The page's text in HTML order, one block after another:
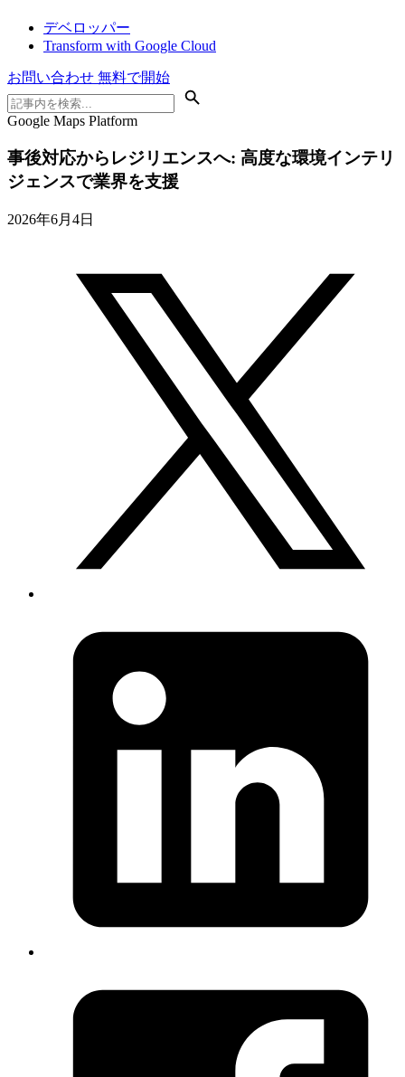
デベロッパー
Transform with Google Cloud
お問い合わせ 無料で開始
Google Maps Platform
事後対応からレジリエンスへ: 高度な環境インテリ
ジェンスで業界を支援
2026年6月4日